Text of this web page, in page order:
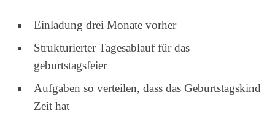
Einladung drei Monate vorher
Strukturierter Tagesablauf für das
geburtstagsfeier
Aufgaben so verteilen, dass das Geburtstagskind
Zeit hat